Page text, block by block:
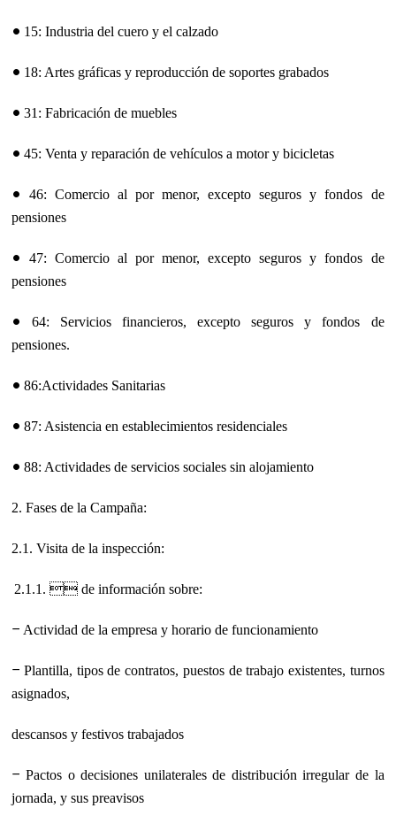
• 15: Industria del cuero y el calzado
• 18: Artes gráficas y reproducción de soportes grabados
•31: Fabricación de muebles
•45: Venta y reparación de vehículos a motor y bicicletas
•
46: Comercio al por menor, excepto seguros y fondos de
pensiones
•
47: Comercio al por menor, excepto seguros y fondos de
pensiones
•
64: Servicios financieros, excepto seguros y fondos de
pensiones.
•86:Actividades Sanitarias
•87: Asistencia en establecimientos residenciales
•88: Actividades de servicios sociales sin alojamiento
2. Fases de la Campaña:
2.1. Visita de la inspección:
2.1.1.  de información sobre:
− Actividad de la empresa y horario de funcionamiento
−Plantilla, tipos de contratos, puestos de trabajo existentes, turnos
asignados,
descansos y festivos trabajados
−Pactos o decisiones unilaterales de distribución irregular de la
jornada, y suspreavisos